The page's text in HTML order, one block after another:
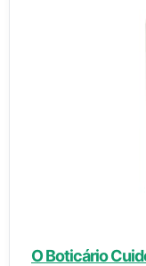
O Boticário